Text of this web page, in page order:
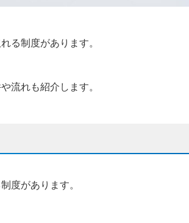
る制度があります。
流れも紹介します。
度があります。